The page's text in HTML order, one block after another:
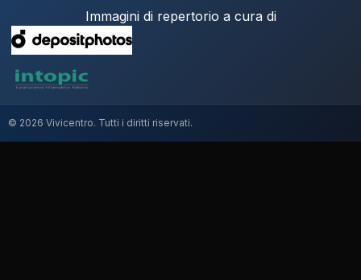
Immagini di repertorio a cura di
© 2026 Vivicentro. Tutti i diritti riservati.